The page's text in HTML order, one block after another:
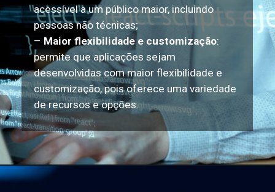
acessível a um público maior, incluindo
pessoas não técnicas;
– Maior flexibilidade e customização:
permite que aplicações sejam
desenvolvidas com maior flexibilidade e
customização, pois oferece uma variedade
de recursos e opções.